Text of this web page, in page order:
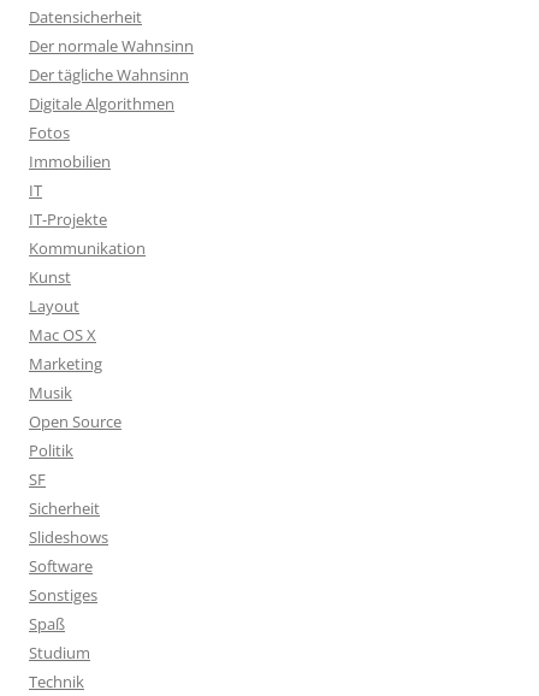
Datensicherheit
Der normale Wahnsinn
Der tägliche Wahnsinn
Digitale Algorithmen
Fotos
Immobilien
IT
IT-Projekte
Kommunikation
Kunst
Layout
Mac OS X
Marketing
Musik
Open Source
Politik
SF
Sicherheit
Slideshows
Software
Sonstiges
Spaß
Studium
Technik